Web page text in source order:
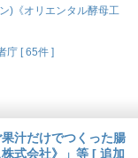
)《オリエンタル酵母工
庁 [ 65件 ]
汁だけでつくった腸
式会社》」等 [ 追加